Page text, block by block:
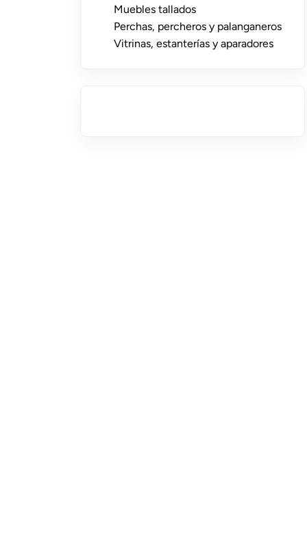
Muebles tallados
Perchas, percheros y palanganeros
Vitrinas, estanterías y aparadores